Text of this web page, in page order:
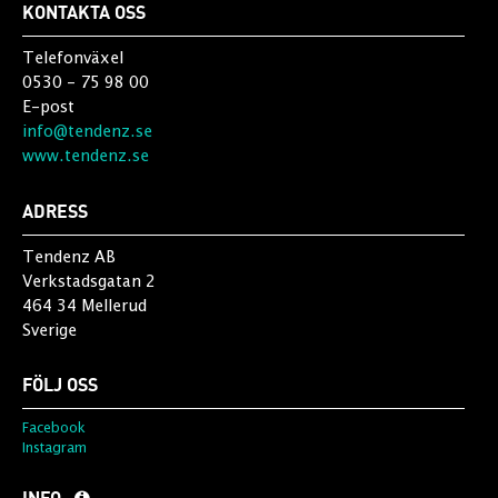
KONTAKTA OSS
Telefonväxel
0530 - 75 98 00
E-post
info@tendenz.se
www.tendenz.se
ADRESS
Tendenz AB
Verkstadsgatan 2
464 34 Mellerud
Sverige
FÖLJ OSS
Facebook
Instagram